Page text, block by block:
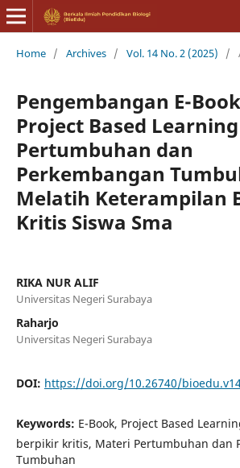
Home / Archives / Vol. 14 No. 2 (2025) /
Pengembangan E-
Project Based
Pertumbuhan dan
Perkembangan
Melatih Keterampilan
Kritis Siswa Sma
RIKA NUR ALIF
Universitas Negeri Surabaya
Raharjo
Universitas Negeri Surabaya
DOI: https://doi.org/10.26740/
Keywords: E-Book, Project Based
berpikir kritis, Materi Pertumbuhan dan
Tumbuhan